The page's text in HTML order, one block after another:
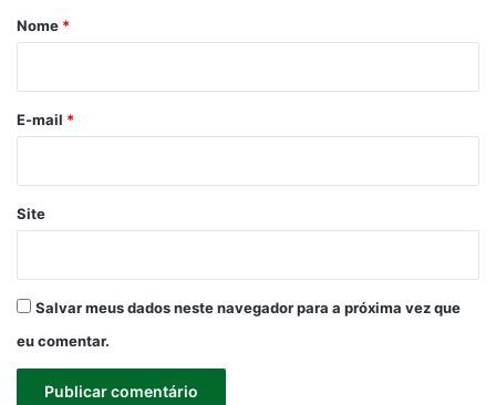
r
*
Nome *
E-mail *
Site
Salvar meus dados neste navegador para a próxima vez que
eu comentar.